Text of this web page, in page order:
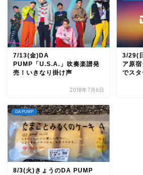
7/13(金)DA
PUMP「U.S.A.」吹奏楽譜発
売！いきなり掛け声
2018年7月6日
3/29(
ア原
でス
DA PUMP
8/3(火)きょうのDA PUMP